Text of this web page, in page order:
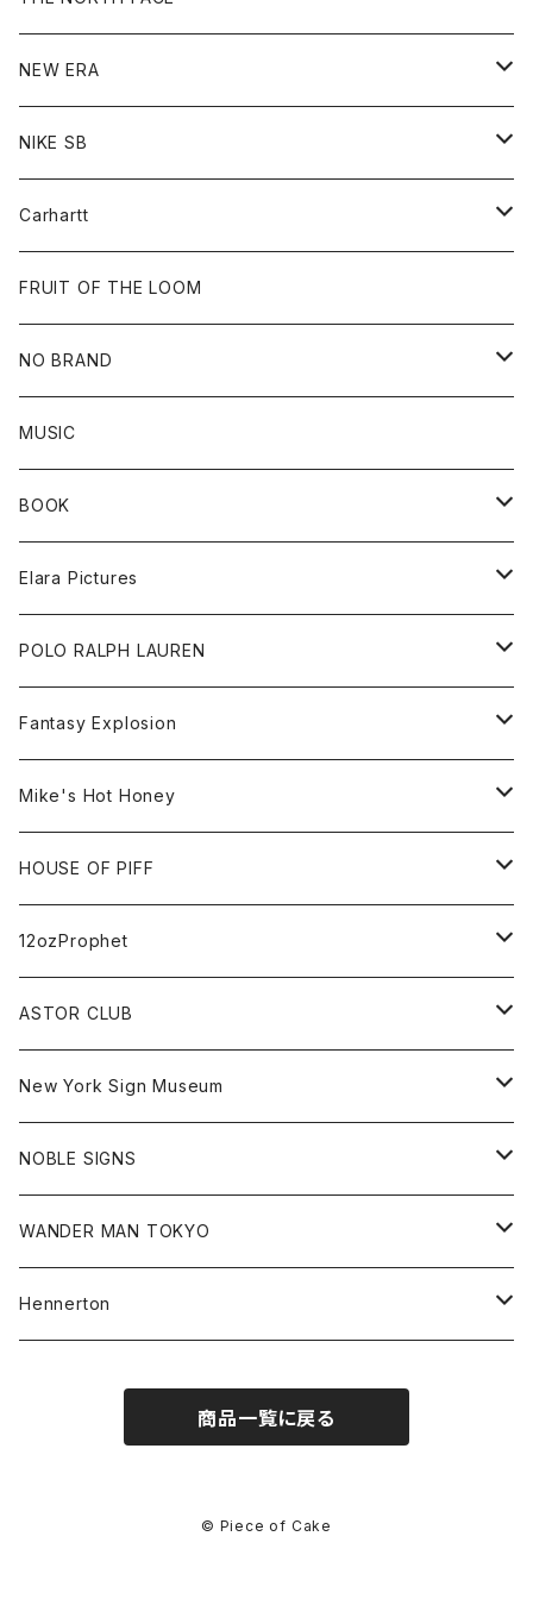
Hoodie
Bottoms
Tops
Goods
Hoodie
Cap
Goods
Sweat
Goods
NEW ERA
All
Cap
NIKE SB
All
Beanie
Cap
Carhartt
All
Tee
FRUIT OF THE LOOM
NO BRAND
All
Sweat
Tee
Accessories
Bag
Cap
MUSIC
BOOK
All
inch magazine
BSKT MAG
KAWS
FUTURA
Best Damn Pet Shop
Jonah Schwartz
Elara Pictures
Tee
POLO RALPH LAUREN
All
Shirt
Cap
Fantasy Explosion
All
Tee
Cap
Hoodie
Mike's Hot Honey
All
Sweat
Tee
Goods
Cap
HOUSE OF PIFF
All
Hat
Goods
12ozProphet
All
Tee
Goods
ASTOR CLUB
All
Tee
Shorts
Cap
New York Sign Museum
All
Hoodie
Beanie
NOBLE SIGNS
All
Hoodie
WANDER MAN TOKYO
All
Hennerton
商品一覧に戻る
© Piece of Cake